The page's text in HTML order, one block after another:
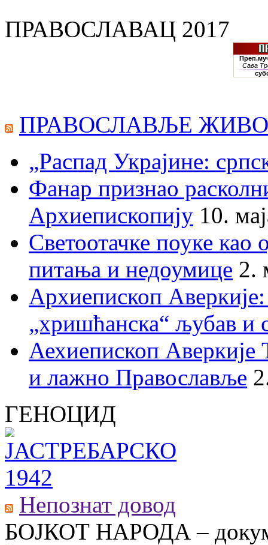
ПРАВОСЛАВАЦ 2017
ПРАВОСЛАВЉЕ
„Распад Украјине:
Фанар признао
Архиепископију 10.
Светоотачке поуке као
питања и недоумице 2.
Архиепископ
„хришћанска“ љубав и
Аехиепископ
и лажно Православље
ГЕНОЦИД
Непознат довод
БОЈКОТ НАРОДА –